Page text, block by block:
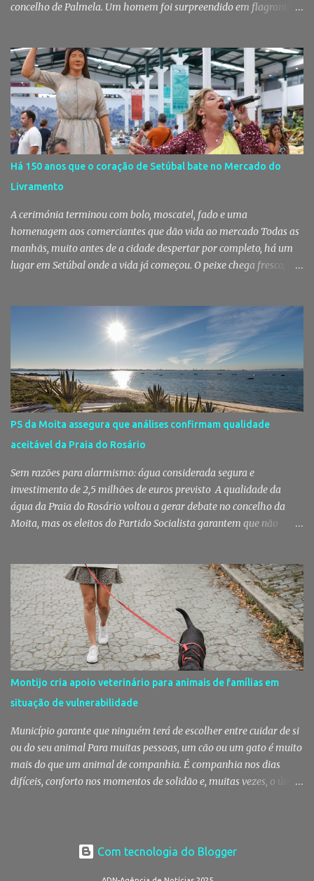
concelho de Palmela. Um homem foi surpreendido em flagrante
militares da Guarda. Patrulhamento da GNR termina com
detenção por furto A detenção ocorreu no dia 4 de Agosto, - mas
divulgada só nesta quinta-feira - numa ação desenvolvida pelo
Posto Territorial de Pinhal Novo. Segundo a GNR, "no âmbito de
uma ação de patrulhamento, os militares da Guarda detetaram
uma viatura estacionada num local referenciado pela prática de
furtos e pelo consumo de estupefacientes", circunstância que
motivou a realização de diligências policiais. Foi no decorrer
dessas ações que os militares localizaram um suspeito no interior
de um edifício público. Apanhado em flagrante De ...
Há 150 anos que o coração de Setúbal bate no Mercado do
Livramento
A cerimónia terminou com bolo, moscatel, fado e uma
homenagem aos comerciantes que dão vida ao mercado Todas as
manhãs, muito antes de a cidade despertar por completo, há um
lugar em Setúbal onde a vida já começou. O peixe chega fresco, os
fruta, das ervas e do pão acabado de cozer. Há 150 anos que esta
rotina se repete no Mercado do Livramento, um espaço que
continua a ser muito mais do que um mercado: é um dos maiores
símbolos da identidade setubalense. Mercado celebrou 150 anos
no último dia de Julho Foi considerado pela revista norte-
americana USA Today um dos melhores mercados de peixe do
mundo. Mas, para os setubalenses, o Mercado do Livramento vale
muito mais do que qualquer distinção internacional. O Mercado do
Livramento assinalou, no dia 31 de Julho, os 150 anos de existência
com uma cerimónia comemorativa na qual a Câmara Municipal
de Setúbal desta...
PS da Moita assegura que análises confirmam qualidade
aceitável da Praia do Rosário
Sem razões para alarmismo: água considerada segura e
investimento de 2,5 milhões de euros previsto A qualidade da
água da Praia do Rosário voltou a gerar debate no concelho da
Moita, mas os eleitos do Partido Socialista garantem que não
classificação de "Qualidade Aceitável", - posição validada pela a
Agência Portuguesa do Ambiente a 29 de Julho - acusam
algumas informações de criarem preocupações injustificadas e
reforçam que a valorização daquele espaço passa por um
investimento de cerca de 2,5 milhões de euros previsto pela
Câmara Municipal. A praia é um dos espaços naturais mais
emblemáticos da Moita A reação surge depois de terem sido
divulgadas informações que levantaram dúvidas sobre as
condições da Praia do Rosário, levando os eleitos do Partido
Socialista na Câmara Municipal e Assembleia Municipal da Moita,
bem como na União das Freguesias de Gaio-R...
Montijo cria apoio veterinário para animais de famílias em
situação de vulnerabilidade
Município garante que ninguém terá de escolher entre cuidar de si
ou do seu animal Para muitas pessoas, um cão ou um gato é muito
mais do que um animal de companhia. É companhia nos dias
difíceis, conforto nos momentos de solidão e, muitas vezes, o único
utentes do Centro de Acolhimento de Emergência Social,
Com tecnologia do Blogger